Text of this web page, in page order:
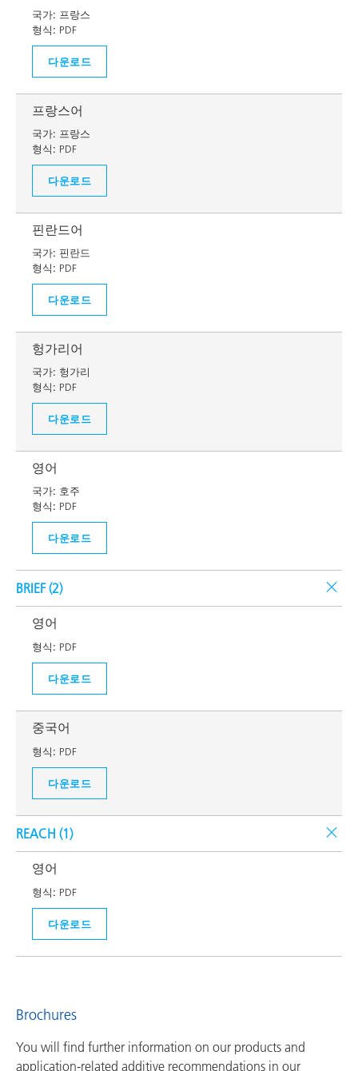
국가: 프랑스
형식: PDF
다운로드
프랑스어
국가: 프랑스
형식: PDF
다운로드
핀란드어
국가: 핀란드
형식: PDF
다운로드
헝가리어
국가: 헝가리
형식: PDF
다운로드
영어
국가: 호주
형식: PDF
다운로드
BRIEF (2)
영어
형식: PDF
다운로드
중국어
형식: PDF
다운로드
REACH (1)
영어
형식: PDF
다운로드
Brochures
You will find further information on our products and
application-related additive recommendations in our